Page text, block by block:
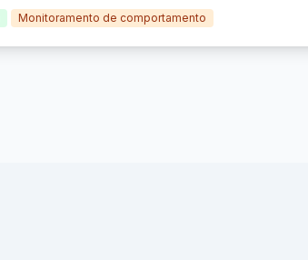
Monitoramento de comportamento